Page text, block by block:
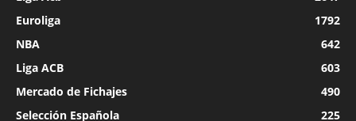
Euroliga
1792
NBA
642
Liga ACB
603
Mercado de Fichajes
490
Selección Española
225